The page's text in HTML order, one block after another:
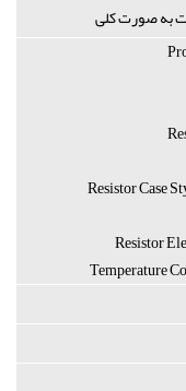
به صورت کلی